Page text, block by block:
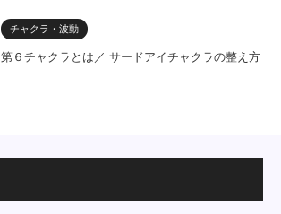
チャクラ・波動
第６チャクラとは／ サードアイチャクラの整え方